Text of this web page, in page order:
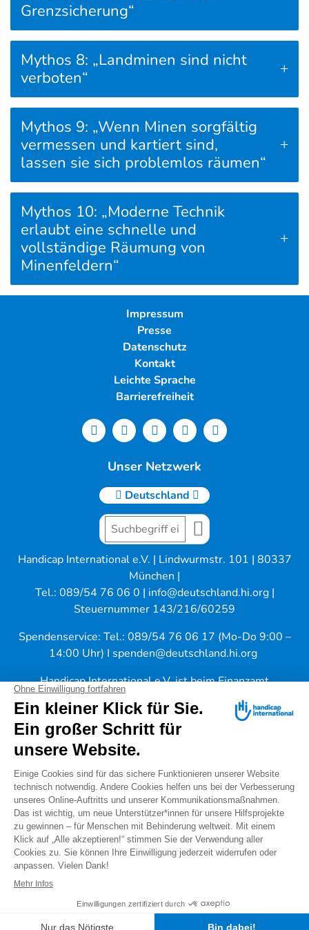
Grenzsicherung“
Mythos 8: „Landminen sind nicht
verboten“
Mythos 9: „Wenn Minen sorgfältig
vermessen und kartiert sind,
lassen sie sich problemlos räumen“
Mythos 10: „Moderne Technik
erlaubt eine schnelle und
vollständige Räumung von
Minenfeldern“
Impressum
Presse
Datenschutz
Kontakt
Leichte Sprache
Barrierefreiheit
Unser Netzwerk
Deutschland
Handicap International e.V. | Lindwurmstr. 101 | 80337
München |
Tel.: 089/54 76 06 0 | info@deutschland.hi.org|
Steuernummer 143/216/60259
Spendenservice: Tel.: 089/54 76 06 17 (Mo-Do 9:00 –
14:00 Uhr) I spenden@deutschland.hi.org
Handicap International e.V. ist beim Finanzamt
München als gemeinnützig und mildtätig anerkannt.
Spenden können steuerlich geltend gemacht werden.
IBAN: DE56 3702 0500 0008 8172 00
Warnung vor "falschen Spendensammlern"
Unsere Expertise wird regelmäßig von internationalen
Gremien wieEU und UN-Organisationen
Handicap International hat zudem einen beratenden
Status beim UN-Wirtschafts- und Sozialrat (ECOSOC